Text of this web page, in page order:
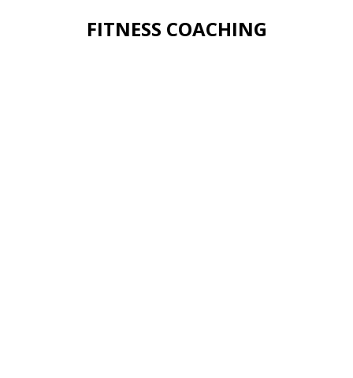
FITNESS COACHING